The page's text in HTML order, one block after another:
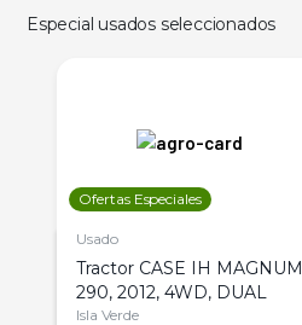
Especial usados seleccionados
Ofertas Especiales
Usado
Tractor CASE IH MAGNUM
290, 2012, 4WD, DUAL
Isla Verde